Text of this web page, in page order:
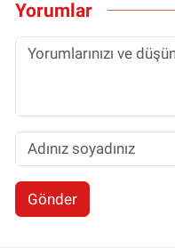
Yorumlar
Gönder